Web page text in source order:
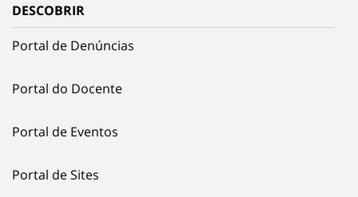
DESCOBRIR
Portal de Denúncias
Portal do Docente
Portal de Eventos
Portal de Sites